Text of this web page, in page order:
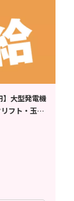
】大型発電機
フト・玉
休日128日